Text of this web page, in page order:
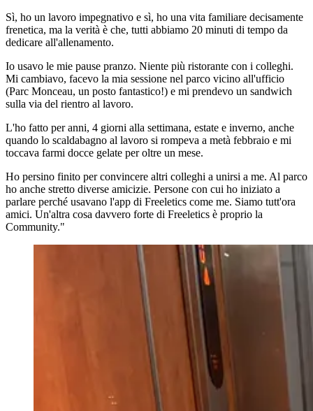
Sì, ho un lavoro impegnativo e sì, ho una vita familiare decisamente
frenetica, ma la verità è che, tutti abbiamo 20 minuti di tempo da
dedicare all'allenamento.
Io usavo le mie pause pranzo. Niente più ristorante con i colleghi.
Mi cambiavo, facevo la mia sessione nel parco vicino all'ufficio
(Parc Monceau, un posto fantastico!) e mi prendevo un sandwich
sulla via del rientro al lavoro.
L'ho fatto per anni, 4 giorni alla settimana, estate e inverno, anche
quando lo scaldabagno al lavoro si rompeva a metà febbraio e mi
toccava farmi docce gelate per oltre un mese.
Ho persino finito per convincere altri colleghi a unirsi a me. Al parco
ho anche stretto diverse amicizie. Persone con cui ho iniziato a
parlare perché usavano l'app di Freeletics come me. Siamo tutt'ora
amici. Un'altra cosa davvero forte di Freeletics è proprio la
Community."